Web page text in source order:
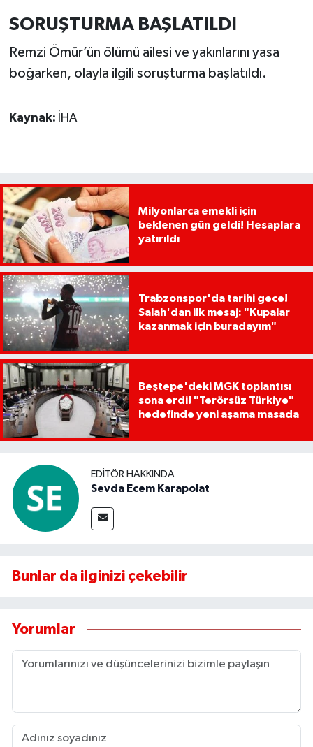
SORUŞTURMA BAŞLATILDI
Remzi Ömür’ün ölümü ailesi ve yakınlarını yasa
boğarken, olayla ilgili soruşturma başlatıldı.
Kaynak: İHA
Milyonlarca emekli için
beklenen gün geldi! Hesaplara
yatırıldı
Trabzonspor'da tarihi gece!
Salah'dan ilk mesaj: "Kupalar
kazanmak için buradayım"
Beştepe'deki MGK toplantısı
sona erdi! "Terörsüz Türkiye"
hedefinde yeni aşama masada
EDITÖR HAKKINDA
Sevda Ecem Karapolat
Bunlar da ilginizi çekebilir
Yorumlar